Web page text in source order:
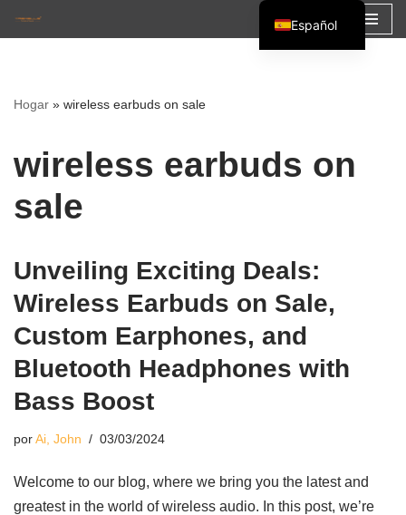
contenido
Hogar » wireless earbuds on sale
wireless earbuds on
sale
Unveiling Exciting Deals:
Wireless Earbuds on Sale,
Custom Earphones, and
Bluetooth Headphones with
Bass Boost
porAi, John 03/03/2024
Welcome to our blog, where we bring you the latest and
greatest in the world of wireless audio. In this post, we’re
Español
English